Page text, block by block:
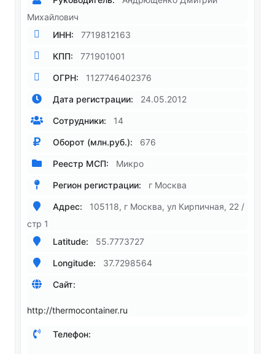
Михайлович
ИНН:
7719812163
КПП: 771901001
ОГРН: 1127746402376
Дата регистрации: 24.05.2012
Сотрудники: 14
Оборот (млн.руб.): 676
Реестр МСП: Микро
Регион регистрации: г Москва
Адрес:
105118, г Москва, ул Кирпичная, 22 /
стр 1
Latitude:
55.7773727
Longitude: 37.7298564
Сайт:
http://thermocontainer.ru
Телефон: